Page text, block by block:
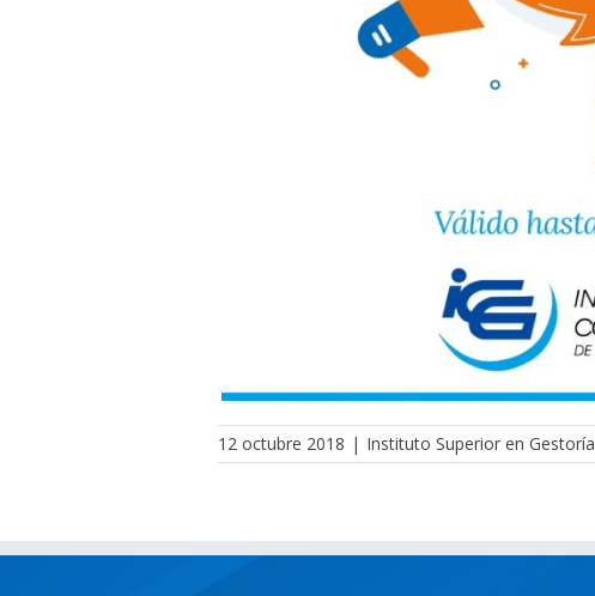
12 octubre 2018 | Instituto Superior en Gestoría